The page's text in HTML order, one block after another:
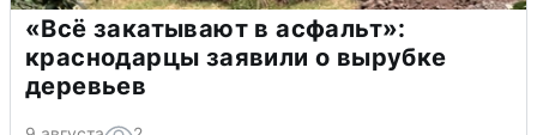
«Всё закатывают в асфальт»:
краснодарцы заявили о вырубке
деревьев